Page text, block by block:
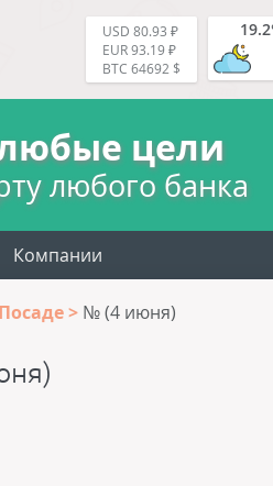
USD 80.93 ₽
EUR 93.19 ₽
BTC 64692 $
цели
любого банка
Компании
№ (4 июня)